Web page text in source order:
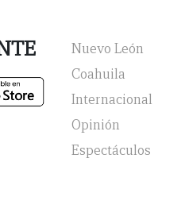
Nuevo León
Coahuila
Internacional
Opinión
Espectáculos